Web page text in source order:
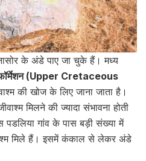
के अंडे पाए जा चुके हैं। मध्य
(Upper Cretaceous
की खोज के लिए जाना जाता है।
मिलने की ज्यादा संभावना होती
पडलिया गांव के पास बड़ी संख्या में
मिले हैं। इसमें कंकाल से लेकर अंडे